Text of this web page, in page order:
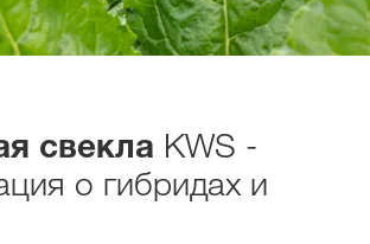
свекла KWS -
о гибридах и